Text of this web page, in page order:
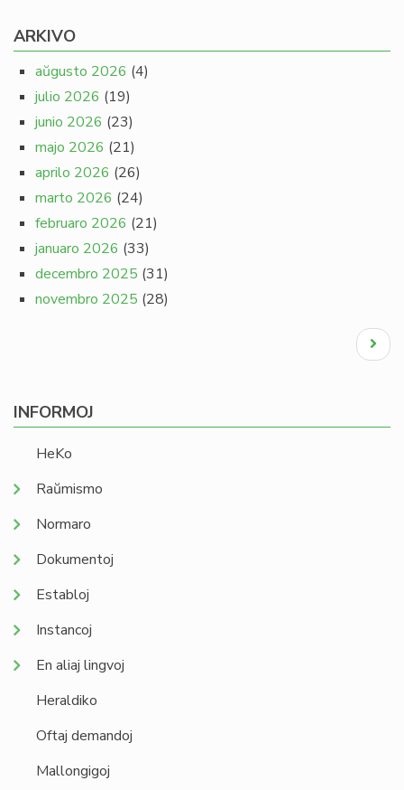
ARKIVO
aŭgusto 2026 (4)
julio 2026 (19)
junio 2026 (23)
majo 2026 (21)
aprilo 2026 (26)
marto 2026 (24)
februaro 2026 (21)
januaro 2026 (33)
decembro 2025 (31)
novembro 2025 (28)
Next
page
INFORMOJ
HeKo
Raŭmismo
Normaro
Dokumentoj
Establoj
Instancoj
En aliaj lingvoj
Heraldiko
Oftaj demandoj
Mallongigoj